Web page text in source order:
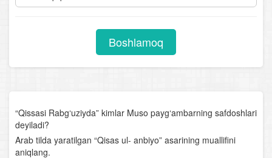
Olmoshning tuzilishiga ko‘ra turlari
Fe’llarning tuzilishiga ko'ra turlari
Boshlamoq
“Qissasi Rabg‘uziyda” kimlar Muso payg‘ambarning safdoshlari
deyiladi?
Arab tilda yaratilgan “Qisas ul- anbiyo” asarining muallifini
aniqlang.